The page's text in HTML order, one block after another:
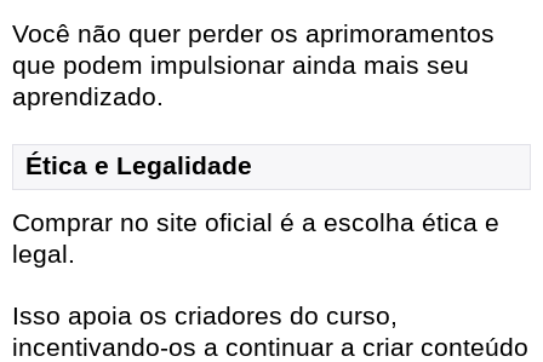
Você não quer perder os aprimoramentos
que podem impulsionar ainda mais seu
aprendizado.
Ética e Legalidade
Comprar no site oficial é a escolha ética e
legal.
Isso apoia os criadores do curso,
incentivando-os a continuar a criar conteúdo